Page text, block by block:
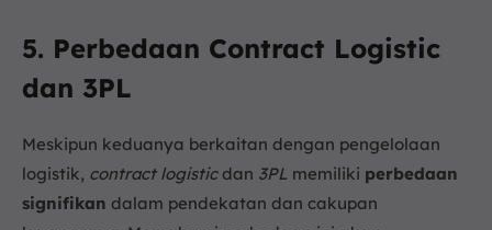
5. Perbedaan Contract Logistic
dan 3PL
Meskipun keduanya berkaitan dengan pengelolaan
logistik, contract logisticdan 3PL memiliki perbedaan
signifikan dalam pendekatan dan cakupan